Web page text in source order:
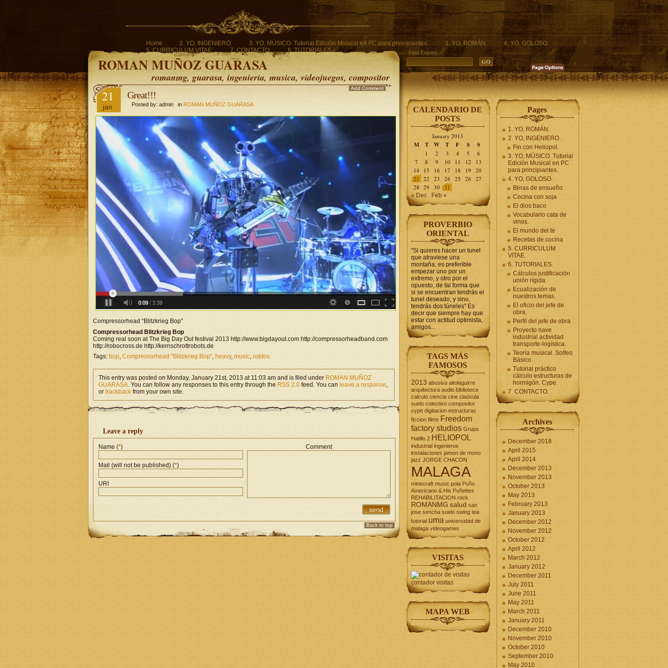
Home 2. YO, INGENIERO. 3. YO, MÚSICO. Tutorial Edición Musical en PC para principiantes. 1. YO, ROMÁN.
4. YO, GOLOSO.
5. CURRICULUM VITAE.
7. CONTACTO. 6. TUTORIALES.
ROMAN MUÑOZ GUARASA
romanmg, guarasa, ingenieria, musica, videojuegos, compositor
Find Entries
21
jan
Great!!!
Posted by: admin in ROMAN MUÑOZ GUARASA
Add Comment
Compressorhead “Blitzkrieg Bop”
Compressorhead Blitzkrieg Bop
Coming real soon at The Big Day Out festival 2013 http://www.bigdayout.com http://compressorheadband.com
http://robocross.de http://kernschrottrobots.de
Tags: bop, Compressorhead "Blitzkrieg Bop", heavy, music, robtos
This entry was posted on Monday, January 21st, 2013 at 11:03 am and is filed under ROMAN MUÑOZ
GUARASA. You can follow any responses to this entry through the RSS 2.0 feed. You can leave a response,
or trackback from your own site.
Leave a reply
Name (*)
Mail (will not be published) (*)
URI
Comment
Back to top
CALENDARIO DE
POSTS
January 2013
M T W T F S S
1 2 3 4 5
6
7
8 9 10 11 12
13
14 15 16 17 18 19
20
21
22 23 24 25 26
27
28 29 30 31
« Dec Feb »
PROVERBIO
ORIENTAL
"Si quieres hacer un tunel
que atraviese una
montaña, es preferible
empezar uno por un
extremo, y otro por el
opuesto, de tal forma que
si se encuentran tendrás el
tunel deseado, y sino,
tendrás dos túneles" Es
decir que siempre hay que
estar con actitud optimista,
amigos...
TAGS MÁS
FAMOSOS
2013 abusiva altolaguirre
arquitectura audio biblioteca
calculo ciencia cine claúsula
suelo colectivo compositor
cype digitacion estructuras
ficcion films Freedom
factory studios Grupo
Hatillo 2 HELIOPOL
industrial ingenieros
instalaciones jamon de mono
jazz JORGE CHACON
MALAGA
minecraft music pola Puño
Americano & His Puñettes
REHABILITACION rock
ROMANMG salud san
jose sencha suelo swing tea
tutorial uma universidad de
malaga videogames
VISITAS
contador visitas
MAPA WEB
Pages
1. YO, ROMÁN.
2. YO, INGENIERO.
Fin con Heliopol.
3. YO, MÚSICO. Tutorial
Edición Musical en PC
para principiantes.
4. YO, GOLOSO.
Birras de ensueño
Cocina con soja
El dios baco
Vocabulario cata de
vinos.
El mundo del té
Recetas de cocina
5. CURRICULUM
VITAE.
6. TUTORIALES.
Cálculos justificación
unión rígida.
Ecualización de
nuestros temas.
El oficio del jefe de
obra.
Perfil del jefe de obra
Proyecto nave
industrial actividad
transporte-logística.
Teoría musical. Solfeo
Básico.
Tutorial práctico
cálculo estructuras de
hormigón. Cype.
7. CONTACTO.
Archives
December 2018
April 2015
April 2014
December 2013
November 2013
October 2013
May 2013
February 2013
January 2013
December 2012
November 2012
October 2012
April 2012
March 2012
January 2012
December 2011
July 2011
June 2011
May 2011
March 2011
January 2011
December 2010
November 2010
October 2010
September 2010
May 2010